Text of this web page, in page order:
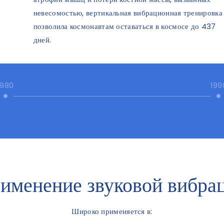
невесомостью, вертикальная вибрационная тренировка
позволила космонавтам оставаться в космосе до 437
дней.
звуковой
Широко применяется в: